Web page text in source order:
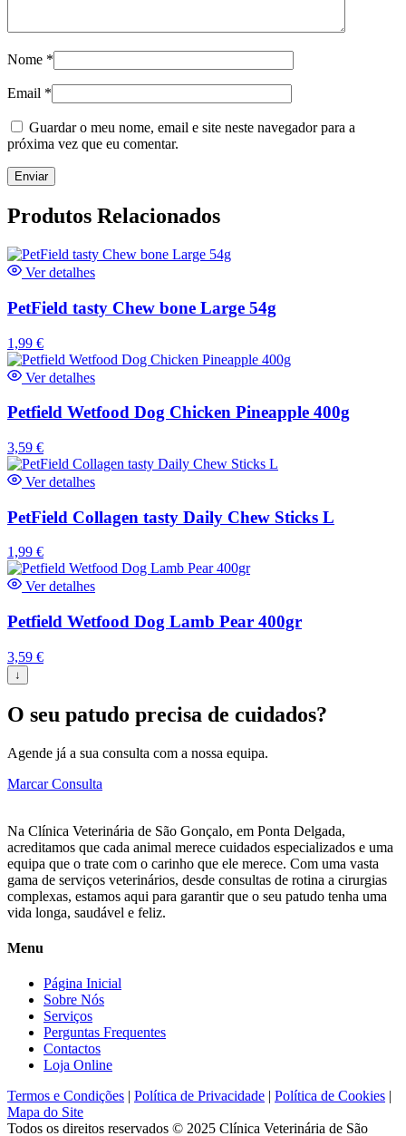
Nome *
Email *
Guardar o meu nome, email e site neste navegador para a
próxima vez que eu comentar.
Produtos Relacionados
Ver detalhes
PetField tasty Chew bone Large 54g
1,99 €
Ver detalhes
Petfield Wetfood Dog Chicken Pineapple 400g
3,59 €
Ver detalhes
PetField Collagen tasty Daily Chew Sticks L
1,99 €
Ver detalhes
Petfield Wetfood Dog Lamb Pear 400gr
3,59 €
↓
O seu patudo precisa de cuidados?
Agende já a sua consulta com a nossa equipa.
Marcar Consulta
Na Clínica Veterinária de São Gonçalo, em Ponta Delgada,
acreditamos que cada animal merece cuidados especializados e uma
equipa que o trate com o carinho que ele merece. Com uma vasta
gama de serviços veterinários, desde consultas de rotina a cirurgias
complexas, estamos aqui para garantir que o seu patudo tenha uma
vida longa, saudável e feliz.
Menu
Página Inicial
Sobre Nós
Serviços
Perguntas Frequentes
Contactos
Loja Online
Termos e Condições | Política de Privacidade | Política de Cookies |
Mapa do Site
Todos os direitos reservados © 2025 Clínica Veterinária de São